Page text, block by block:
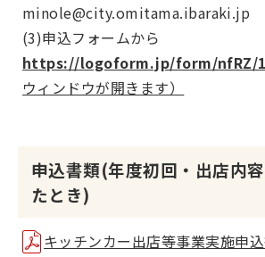
minole@city.omitama.ibaraki.jp
(3)申込フォームから
https://logoform.jp/form/nfRZ/
ウィンドウが開きます）
申込書類(年度初回・出店内
たとき)
キッチンカー出店等事業実施申